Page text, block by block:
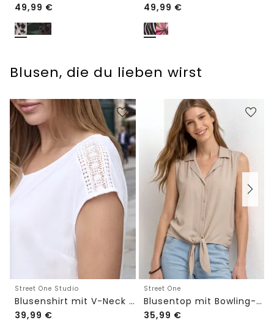
49,99 € 49,99 €
Blusen, die du lieben wirst
Street One Studio
Blusenshirt mit V-Neck und Spitze
39,99 €
Street One
Blusentop mit Bowling-Kragen und Knoten
35,99 €